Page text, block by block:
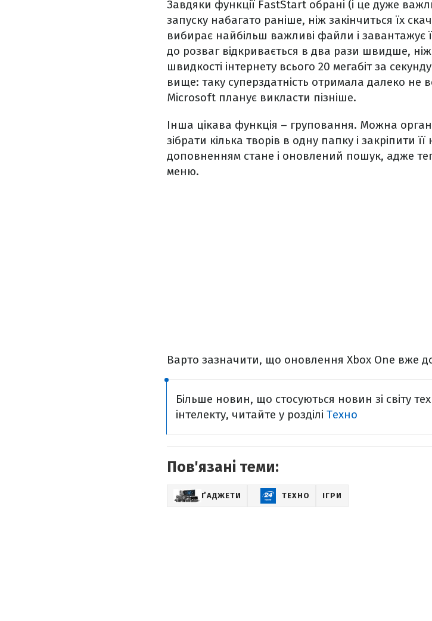
Завдяки функції FastStart обрані (і це дуже
запуску набагато раніше, ніж закінчиться їх
вибирає найбільш важливі файли і завантажує
до розваг відкривається в два рази швидше,
швидкості інтернету всього 20 мегабіт за
вище: таку суперздатність отримала далеко не
Microsoft планує викласти пізніше.
Інша цікава функція – груповання. Можна
зібрати кілька творів в одну папку і закріпити
доповненням стане і оновлений пошук, адже
меню.
Варто зазначити, що оновлення Xbox One вже
Більше новин, що стосуються новин зі світу
інтелекту, читайте у розділі Техно
Пов'язані теми:
ҐАДЖЕТИ ТЕХНО ІГРИ